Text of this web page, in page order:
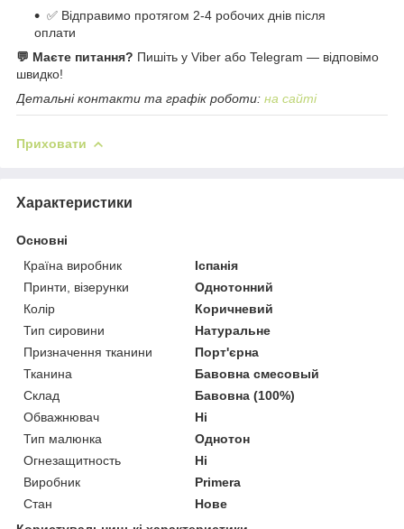
✅ Відправимо протягом 2-4 робочих днів після
оплати
💬 Маєте питання? Пишіть у Viber або Telegram — відповімо
швидко!
Детальні контакти та графік роботи: на сайті
Приховати
Характеристики
Основні
Країна виробник
Іспанія
Принти, візерунки
Однотонний
Колір
Коричневий
Тип сировини
Натуральне
Призначення тканини
Порт'єрна
Тканина
Бавовна смесовый
Склад
Бавовна (100%)
Обважнювач
Ні
Тип малюнка
Однотон
Огнезащитность
Ні
Виробник
Primera
Стан
Нове